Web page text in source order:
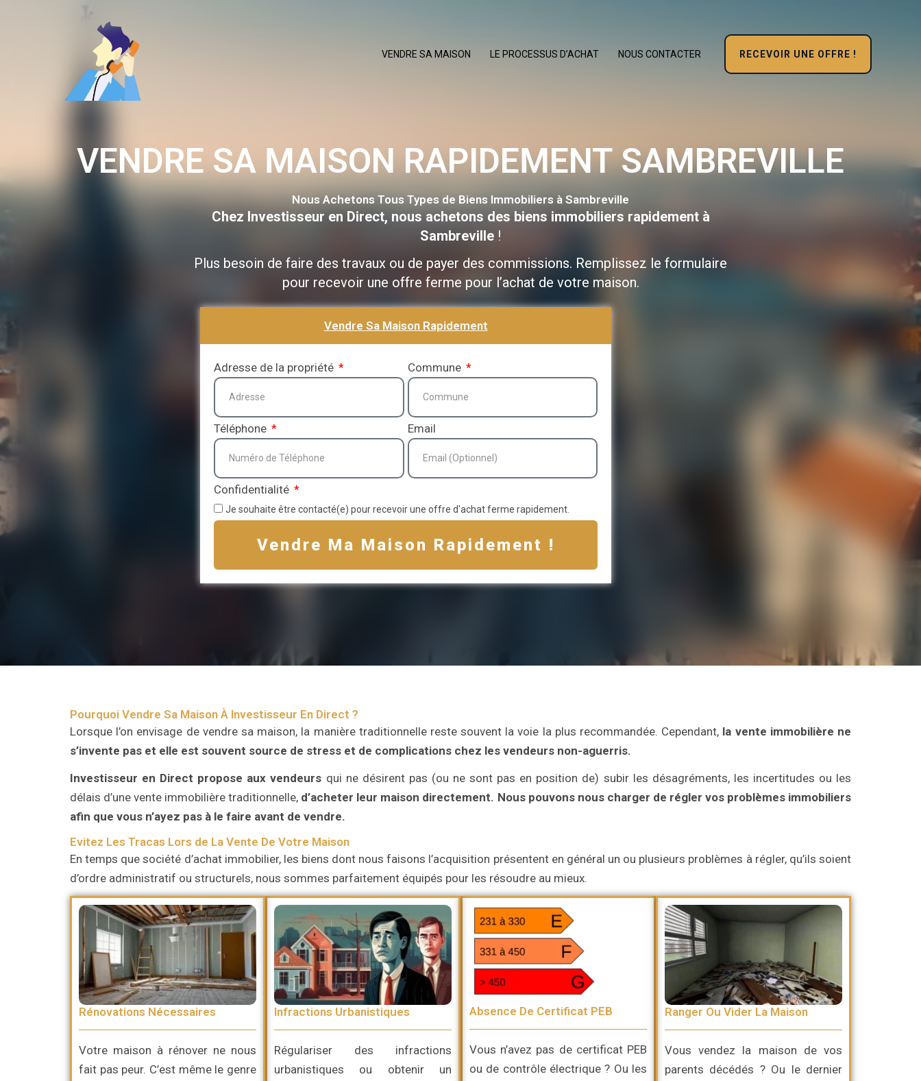
VENDRE SA MAISON LE PROCESSUS D’ACHAT NOUS CONTACTER RECEVOIR UNE OFFRE !
VENDRE SA MAISON RAPIDEMENT SAMBREVILLE
Nous Achetons Tous Types de Biens Immobiliers à Sambreville
Chez Investisseur en Direct, nous achetons des biens immobiliers rapidement à
Sambreville !
Plus besoin de faire des travaux ou de payer des commissions. Remplissez le formulaire
pour recevoir une offre ferme pour l’achat de votre maison.
Vendre Sa Maison Rapidement
Adresse de la propriété Commune
Téléphone Email
Confidentialité
Je souhaite être contacté(e) pour recevoir une offre d'achat ferme rapidement.
Vendre Ma Maison Rapidement !
Pourquoi Vendre Sa Maison À Investisseur En Direct ?
Lorsque l’on envisage de vendre sa maison, la manière traditionnelle reste souvent la voie la plus recommandée. Cependant, la vente immobilière ne
s’invente pas et elle est souvent source de stress et de complications chez les vendeurs non-aguerris.
Investisseur en Direct propose aux vendeurs qui ne désirent pas (ou ne sont pas en position de) subir les désagréments, les incertitudes ou les
délais d’une vente immobilière traditionnelle, d’acheter leur maison directement. Nous pouvons nous charger de régler vos problèmes immobiliers
afin que vous n’ayez pas à le faire avant de vendre.
Evitez Les Tracas Lors de La Vente De Votre Maison
En temps que société d’achat immobilier, les biens dont nous faisons l’acquisition présentent en général un ou plusieurs problèmes à régler, qu’ils soient
d’ordre administratif ou structurels, nous sommes parfaitement équipés pour les résoudre au mieux.
Absence De Certificat PEB
Vous n’avez pas de certificat PEB
ou de contrôle électrique ? Ou les
Ranger Ou Vider La Maison
Vous vendez la maison de vos
parents décédés ? Ou le dernier
Infractions Urbanistiques
Régulariser des infractions
urbanistiques ou obtenir un
Rénovations Nécessaires
Votre maison à rénover ne nous
fait pas peur. C’est même le genre